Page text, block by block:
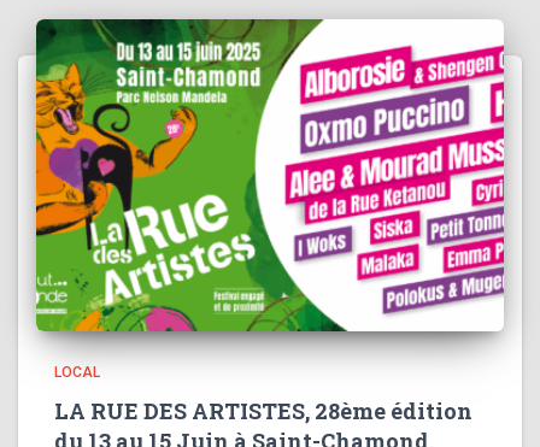
LOCAL
LA RUE DES ARTISTES, 28ème édition
du 13 au 15 Juin à Saint-Chamond.